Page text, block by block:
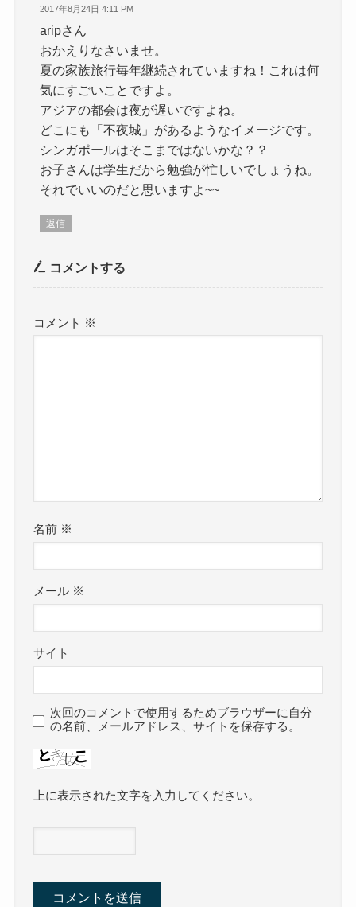
2017年8月24日 4:11 PM
aripさん
おかえりなさいませ。
夏の家族旅行毎年継続されていますね！これは何
気にすごいことですよ。
アジアの都会は夜が遅いですよね。
どこにも「不夜城」があるようなイメージです。
シンガポールはそこまではないかな？？
お子さんは学生だから勉強が忙しいでしょうね。
それでいいのだと思いますよ~~
返信
コメントする
コメント ※
名前 ※
メール ※
サイト
次回のコメントで使用するためブラウザーに自分
の名前、メールアドレス、サイトを保存する。
上に表示された文字を入力してください。